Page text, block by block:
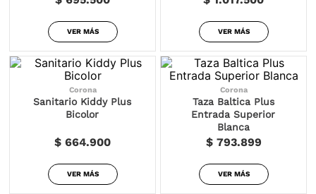
VER MÁS VER MÁS
Corona
Sanitario Kiddy Plus
Bicolor
$ 664.900
VER MÁS
Corona
Taza Baltica Plus
Entrada Superior
Blanca
$ 793.899
VER MÁS